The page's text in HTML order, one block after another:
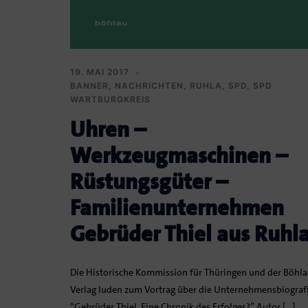
19. MAI 2017
BANNER , NACHRICHTEN , RUHLA , SPD, SPD
WARTBURGKREIS
Uhren –
Werkzeugmaschinen –
Rüstungsgüter –
Familienunternehmen
Gebrüder Thiel aus
Die Historische Kommission für Thüringen und der
Verlag luden zum Vortrag über die